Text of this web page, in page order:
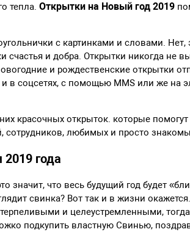
тепла.Открытки на Новый год 2019
с картинками и словами. Нет,
счастья и добра. Открытки никогда не
и рождественские открытки
в соцсетях, с помощью ММS или же на
красочных открыток. которые
сотрудников, любимых и просто
года
значит, что весь будущий год будет
свинка? Вот так и в жизни
и целеустремленными,
подкупить властную Свинью,